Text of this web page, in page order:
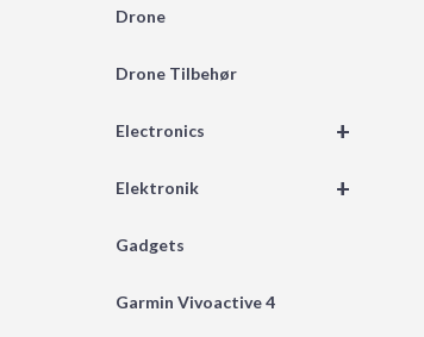
Drone
Drone Tilbehør
+
Electronics
+
Elektronik
Gadgets
Garmin Vivoactive 4